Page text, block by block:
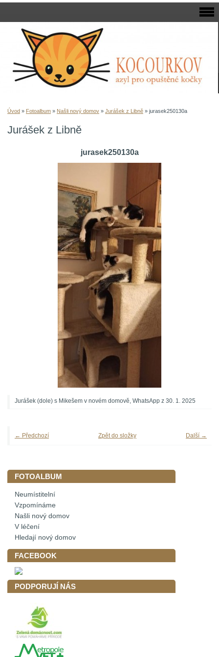
Úvod » Fotoalbum » Našli nový domov » Jurášek z Libně » jurasek250130a
Jurášek z Libně
jurasek250130a
Jurášek (dole) s Mikešem v novém domově, WhatsApp z 30. 1. 2025
← Předchozí Další →
Zpět do složky
FOTOALBUM
Neumístitelní
Vzpomínáme
Našli nový domov
V léčení
Hledají nový domov
FACEBOOK
PODPORUJÍ NÁS